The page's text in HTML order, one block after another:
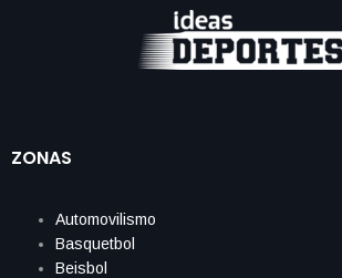
ZONAS
Automovilismo
Basquetbol
Beisbol